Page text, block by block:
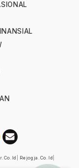
Rejogja.co.id